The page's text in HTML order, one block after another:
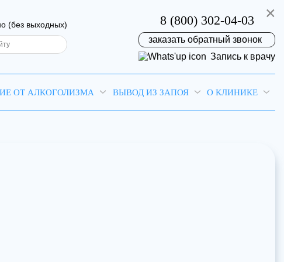
(без выходных) 8 (800) 302-04-03
заказать обратный звонок
Запись к врачу
ОТ АЛКОГОЛИЗМА ВЫВОД ИЗ ЗАПОЯ О КЛИНИКЕ
×